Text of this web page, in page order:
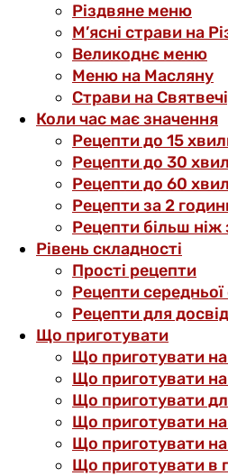
Різдвяне меню
М’ясні страви на
Великоднє меню
Меню на Масляну
Страви на
Коли час має значення
Рецепти до 15
Рецепти до 30
Рецепти до 60
Рецепти за 2
Рецепти більш ніж
Рівень складності
Прості рецепти
Рецепти середньої
Рецепти для
Що приготувати
Що приготувати
Що приготувати
Що приготувати
Що приготувати на
Що приготувати
Що приготувати в